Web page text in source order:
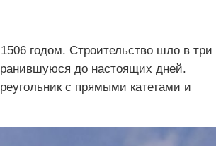
годом. Строительство шло в три
до настоящих дней.
с прямыми катетами и